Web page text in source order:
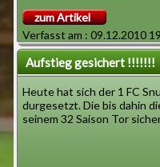
zum Artikel
Verfasst am : 09.12.2010
Aufstieg gesichert !!!!!!!
Heute hat sich der 1 FC
durgesetzt. Die bis dahin
seinem 32 Saison Tor